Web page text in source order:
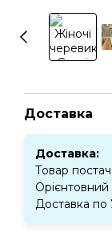
Доставка
Доставка:
Товар
Доставка по